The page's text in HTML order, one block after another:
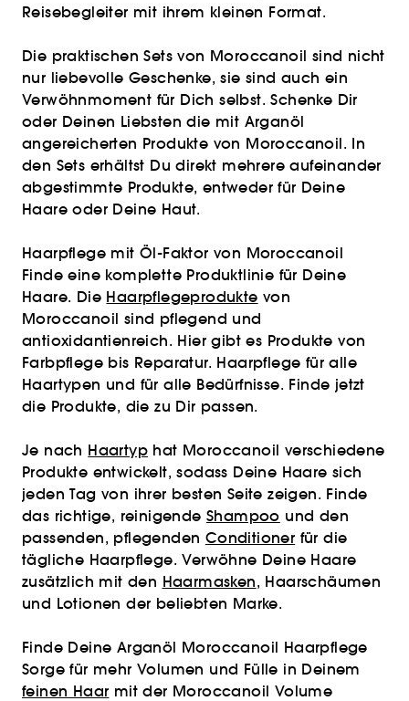
Reisebegleiter mit ihrem kleinen Format.
Die praktischen Sets von Moroccanoil sind nicht
nur liebevolle Geschenke, sie sind auch ein
Verwöhnmoment für Dich selbst. Schenke Dir
oder Deinen Liebsten die mit Arganöl
angereicherten Produkte von Moroccanoil. In
den Sets erhältst Du direkt mehrere aufeinander
abgestimmte Produkte, entweder für Deine
Haare oder Deine Haut.
Haarpflege mit Öl-Faktor von Moroccanoil
Finde eine komplette Produktlinie für Deine
Haare. Die Haarpflegeprodukte von
Moroccanoil sind pflegend und
antioxidantienreich. Hier gibt es Produkte von
Farbpflege bis Reparatur. Haarpflege für alle
Haartypen und für alle Bedürfnisse. Finde jetzt
die Produkte, die zu Dir passen.
Je nach Haartyp hat Moroccanoil verschiedene
Produkte entwickelt, sodass Deine Haare sich
jeden Tag von ihrer besten Seite zeigen. Finde
das richtige, reinigende Shampoo und den
passenden, pflegenden Conditioner für die
tägliche Haarpflege. Verwöhne Deine Haare
zusätzlich mit den Haarmasken, Haarschäumen
und Lotionen der beliebten Marke.
Finde Deine Arganöl Moroccanoil Haarpflege
Sorge für mehr Volumen und Fülle in Deinem
feinen Haar mit der Moroccanoil Volume